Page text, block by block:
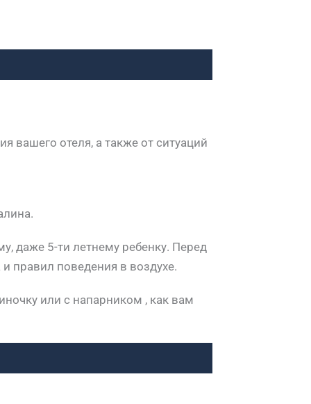
вашего отеля, а также от ситуаций
даже 5-ти летнему ребенку. Перед
правил поведения в воздухе.
или с напарником , как вам